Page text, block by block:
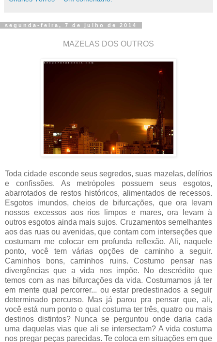
segunda-feira, 7 de julho de 2014
MAZELAS DOS OUTROS
Toda cidade esconde seus segredos, suas mazelas, delírios
e confissões. As metrópoles possuem seus esgotos,
abarrotados de restos históricos, alimentados de recessos.
Esgotos imundos, cheios de bifurcações, que ora levam
nossos excessos aos rios limpos e mares, ora levam à
outros esgotos ainda mais sujos. Cruzamentos semelhantes
aos das ruas ou avenidas, que contam com interseções que
costumam me colocar em profunda reflexão. Ali, naquele
ponto, você tem várias opções de caminho a seguir.
Caminhos bons, caminhos ruins. Costumo pensar nas
divergências que a vida nos impõe. No descrédito que
temos com as nas bifurcações da vida. Costumamos já ter
em mente qual percorrer... ou estar predestinados a seguir
determinado percurso. Mas já parou pra pensar que, ali,
você está num ponto o qual costuma ter três, quatro ou mais
destinos distintos? Nunca se perguntou onde daria cada
uma daquelas vias que ali se intersectam? A vida costuma
nos pregar peças parecidas. Te coloca em situações em que